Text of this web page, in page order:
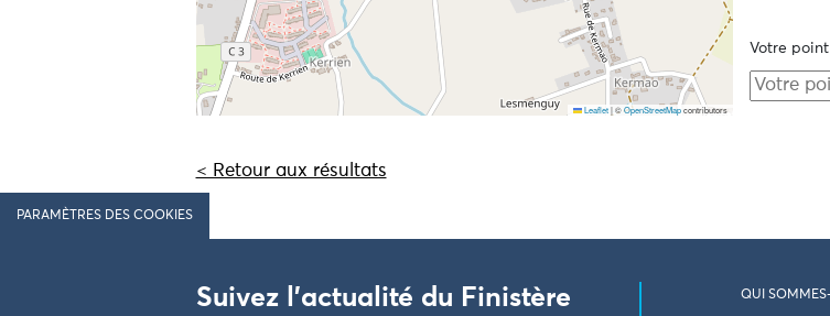
Leaflet |©OpenStreetMapcontributors
Votre
< Retour aux résultats
PARAMÈTRES DES COOKIES
Suivez l'actualité du Finistère QUI